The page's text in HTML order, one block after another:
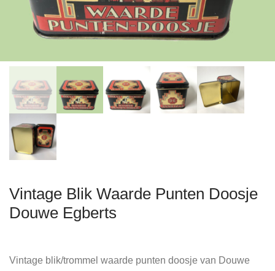
Vintage Blik Waarde Punten Doosje
Douwe Egberts
Vintage blik/trommel waarde punten doosje van Douwe